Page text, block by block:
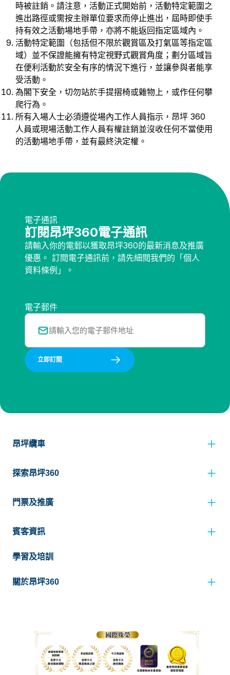
時被註銷。請注意，活動正式開始前，活動特定範圍之
進出路徑或需按主辦單位要求而停止進出，屆時即使手
持有效之活動場地手帶，亦將不能返回指定區域內。
活動特定範圍（包括但不限於觀賞區及打氣區等指定區
域）並不保證能擁有特定視野式觀賞角度；劃分區域旨
在便利活動於安全有序的情況下進行，並讓參與者能享
受活動。
為閣下安全，切勿站於手提摺椅或雜物上，或作任何攀
爬行為。
所有入場人士必須遵從場內工作人員指示，昂坪 360
人員或現場活動工作人員有權註銷並沒收任何不當使用
的活動場地手帶，並有最終決定權。
電子通訊
訂閱昂坪360電子通訊
請輸入你的電郵以獲取昂坪360的最新消息及推廣
優惠。 訂閱電子通訊前，請先細閱我們的「個人
資料條例」。
電子郵件
立即訂閲
昂坪纜車
探索昂坪360
門票及推廣
賓客資訊
學習及培訓
關於昂坪360